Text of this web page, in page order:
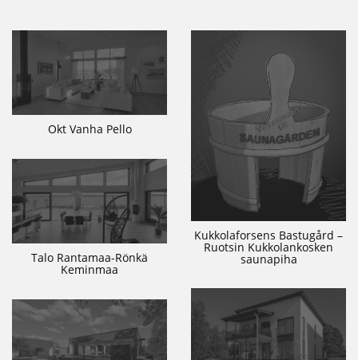
Okt Vanha Pello
Kukkolaforsens Bastugård –
Ruotsin Kukkolankosken
saunapiha
Talo Rantamaa-Rönkä
Keminmaa